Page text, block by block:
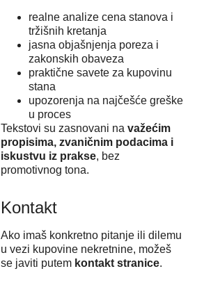
realne analize cena stanova i
tržišnih kretanja
jasna objašnjenja poreza i
zakonskih obaveza
praktične savete za kupovinu
stana
upozorenja na najčešće greške
u proces
Tekstovi su zasnovani na važećim
propisima, zvaničnim podacima i
iskustvu iz prakse, bez
promotivnog tona.
Kontakt
Ako imaš konkretno pitanje ili dilemu
u vezi kupovine nekretnine, možeš
se javiti putem kontakt stranice.